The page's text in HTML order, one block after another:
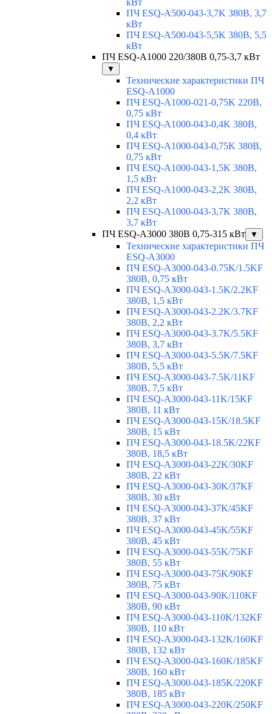
кВт
ПЧ ESQ-A500-043-3,7K 380В, 3,7
кВт
ПЧ ESQ-A500-043-5,5K 380В, 5,5
кВт
ПЧ ESQ-A1000 220/380В 0,75-3,7 кВт
▼
Технические характеристики ПЧ
ESQ-A1000
ПЧ ESQ-A1000-021-0,75K 220В,
0,75 кВт
ПЧ ESQ-A1000-043-0,4K 380В,
0,4 кВт
ПЧ ESQ-A1000-043-0,75K 380В,
0,75 кВт
ПЧ ESQ-A1000-043-1,5K 380В,
1,5 кВт
ПЧ ESQ-A1000-043-2,2K 380В,
2,2 кВт
ПЧ ESQ-A1000-043-3,7K 380В,
3,7 кВт
ПЧ ESQ-A3000 380В 0,75-315 кВт
▼
Технические характеристики ПЧ
ESQ-A3000
ПЧ ESQ-A3000-043-0.75K/1.5KF
380В, 0,75 кВт
ПЧ ESQ-A3000-043-1.5K/2.2KF
380В, 1,5 кВт
ПЧ ESQ-A3000-043-2.2K/3.7KF
380В, 2,2 кВт
ПЧ ESQ-A3000-043-3.7K/5.5KF
380В, 3,7 кВт
ПЧ ESQ-A3000-043-5.5K/7.5KF
380В, 5,5 кВт
ПЧ ESQ-A3000-043-7.5K/11KF
380В, 7,5 кВт
ПЧ ESQ-A3000-043-11K/15KF
380В, 11 кВт
ПЧ ESQ-A3000-043-15K/18.5KF
380В, 15 кВт
ПЧ ESQ-A3000-043-18.5K/22KF
380В, 18,5 кВт
ПЧ ESQ-A3000-043-22K/30KF
380В, 22 кВт
ПЧ ESQ-A3000-043-30K/37KF
380В, 30 кВт
ПЧ ESQ-A3000-043-37K/45KF
380В, 37 кВт
ПЧ ESQ-A3000-043-45K/55KF
380В, 45 кВт
ПЧ ESQ-A3000-043-55K/75KF
380В, 55 кВт
ПЧ ESQ-A3000-043-75K/90KF
380В, 75 кВт
ПЧ ESQ-A3000-043-90K/110KF
380В, 90 кВт
ПЧ ESQ-A3000-043-110K/132KF
380В, 110 кВт
ПЧ ESQ-A3000-043-132K/160KF
380В, 132 кВт
ПЧ ESQ-A3000-043-160K/185KF
380В, 160 кВт
ПЧ ESQ-A3000-043-185K/220KF
380В, 185 кВт
ПЧ ESQ-A3000-043-220K/250KF